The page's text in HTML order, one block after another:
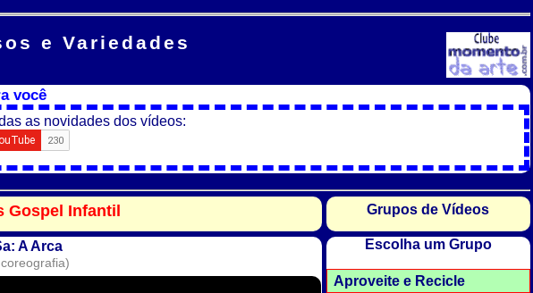
e Variedades
você
as novidades dos vídeos:
Gospel Infantil
A Arca
Grupos de Vídeos
Escolha um Grupo
Aproveite e Recicle